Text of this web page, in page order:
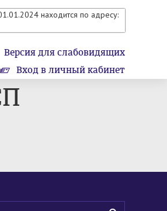
находится по адресу:
Версия для слабовидящих
Вход в личный кабинет